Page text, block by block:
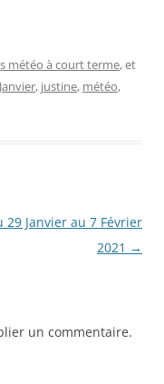
météo à court terme, et
Janvier, justine, météo,
29 Janvier au 7 Février
2021 →
un commentaire.